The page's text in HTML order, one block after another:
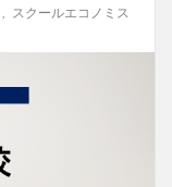
スクールエコノミス